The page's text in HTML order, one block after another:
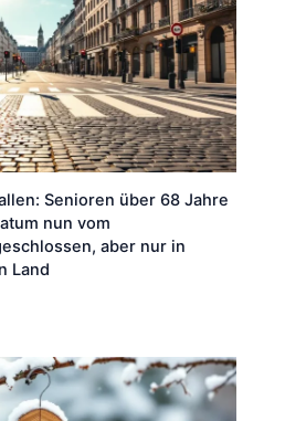
Senioren über 68 Jahre
nun vom
aber nur in
Land